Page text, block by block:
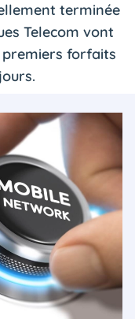
terminée
Telecom vont
forfaits